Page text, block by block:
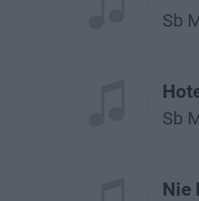
Sb
Sb
Nie